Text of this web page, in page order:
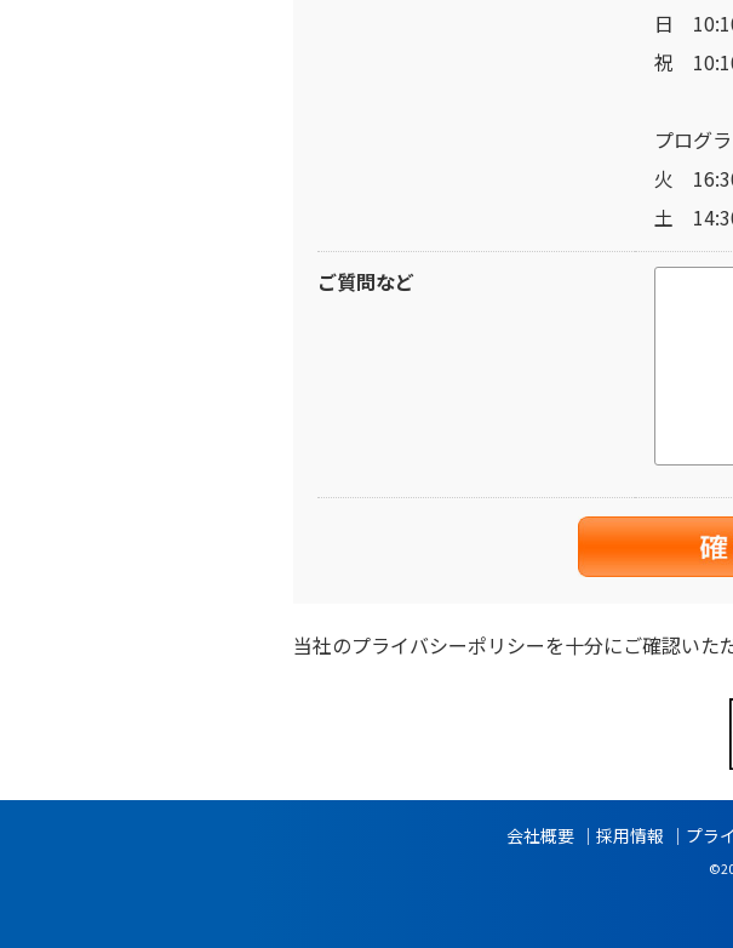
日
祝
プログ
火
土
ご質問など
当社のプライバシーポリシーを十分にご確認いた
会社概要 採用情報 プラ